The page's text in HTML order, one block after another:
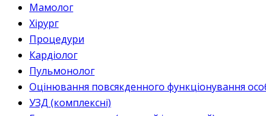
Мамолог
Хірург
Процедури
Кардіолог
Пульмонолог
Оцінювання повсякденного функціонування
УЗД (комплексні)